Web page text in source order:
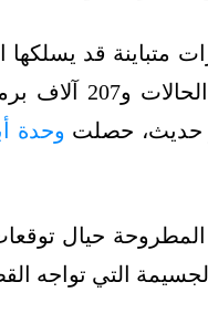
متباينة قد يسلكها
الإنتاج بين 63
وحدة
حيال